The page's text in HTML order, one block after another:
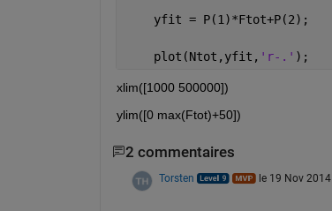
    yfit = P(1)*Ftot+P(2);
    plot(Ntot,yfit,
'r-.' );
xlim([1000 500000])
ylim([0 max(Ftot)+50])
2 commentaires
Torsten le 19 Nov 2014